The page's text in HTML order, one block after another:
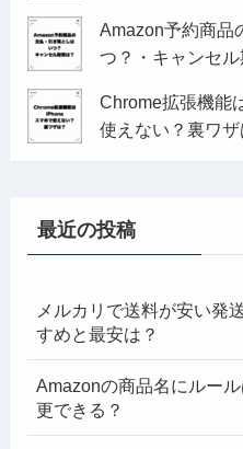
Amazon予約商品
つ？・キャンセル
Chrome拡張機能
使えない？裏ワザ
最近の投稿
メルカリで送料が安い発
すめと最安は？
Amazonの商品名にルー
更できる？